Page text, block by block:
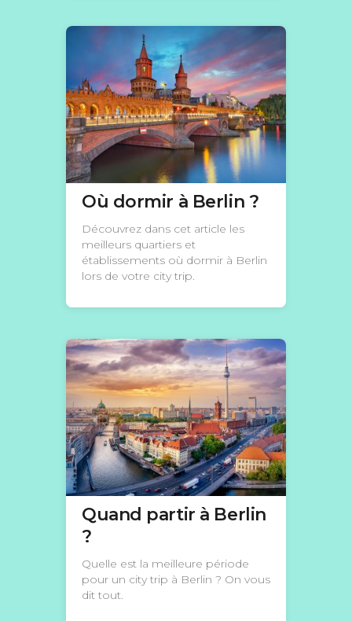
Où dormir à Berlin ?
Découvrez dans cet article les
meilleurs quartiers et
établissements où dormir à Berlin
lors de votre city trip.
Quand partir à Berlin
?
Quelle est la meilleure période
pour un city trip à Berlin ? On vous
dit tout.